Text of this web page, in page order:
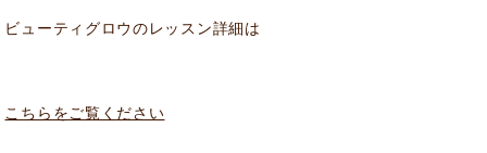
ビューティグロウのレッスン詳細は
こちらをご覧ください